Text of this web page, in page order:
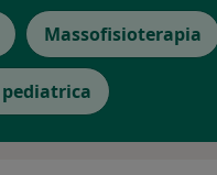
Massofisioterapia